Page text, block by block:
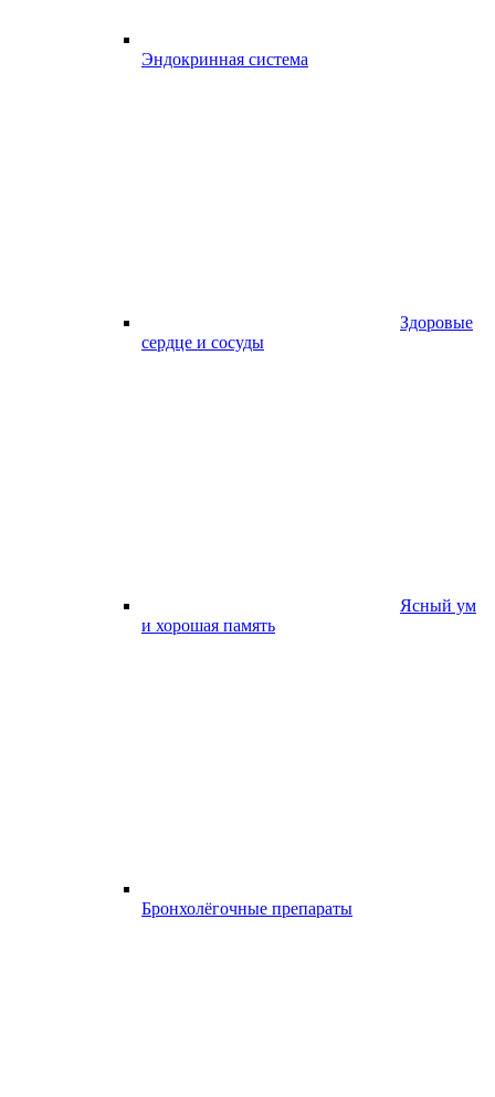
Эндокринная система
Здоровые
сердце и сосуды
Ясный ум
и хорошая память
Бронхолёгочные препараты